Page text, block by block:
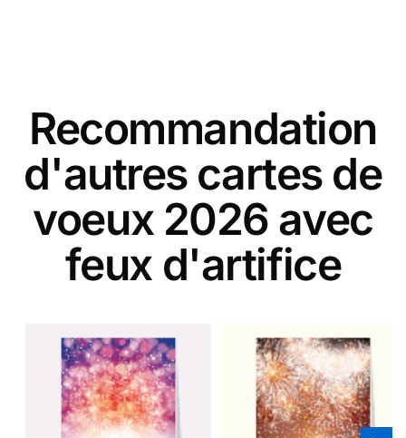
Recommandation
d'autres cartes de
voeux 2026 avec
feux d'artifice